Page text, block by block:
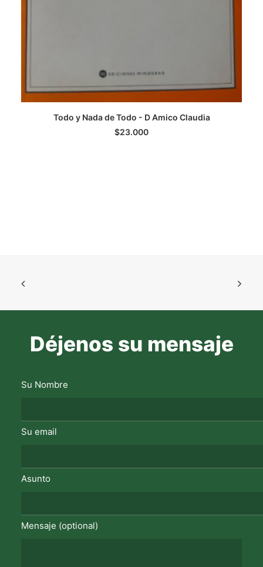
AGREGAR AL CARRITO
Todo y Nada de Todo - D Amico Claudia
$23.000
Déjenos su mensaje
Su Nombre
Su email
Asunto
Mensaje (optional)